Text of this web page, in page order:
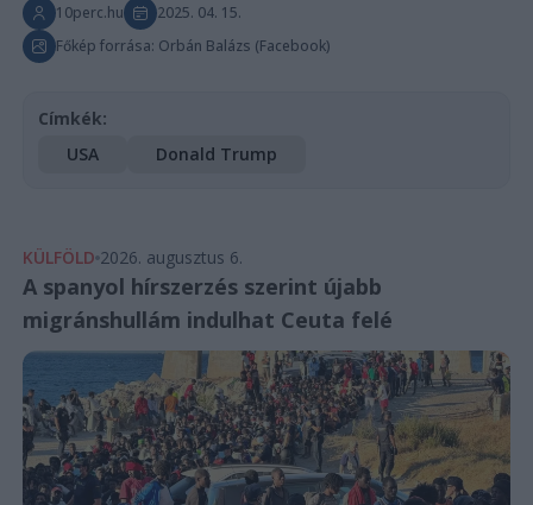
10perc.hu
2025. 04. 15.
Főkép forrása: Orbán Balázs (Facebook)
Címkék:
USA
Donald Trump
KÜLFÖLD 2026. augusztus 6.
A spanyol hírszerzés szerint újabb
migránshullám indulhat Ceuta felé